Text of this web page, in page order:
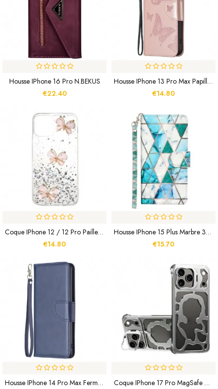
Housse IPhone 16 Pro N.BEKUS
€22.40
Housse IPhone 13 Pro Max Papillons Et Rabat Oblique
€14.80
Coque IPhone 12 / 12 Pro Paillettes Papillons 3D
€14.80
Housse IPhone 15 Plus Marbre 3D À Lanière
€15.70
Housse IPhone 14 Pro Max Fermoir Oblique
Coque IPhone 17 Pro MagSafe Auspicious Cloud Series